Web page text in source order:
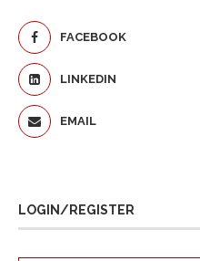
FACEBOOK
LINKEDIN
EMAIL
LOGIN/REGISTER